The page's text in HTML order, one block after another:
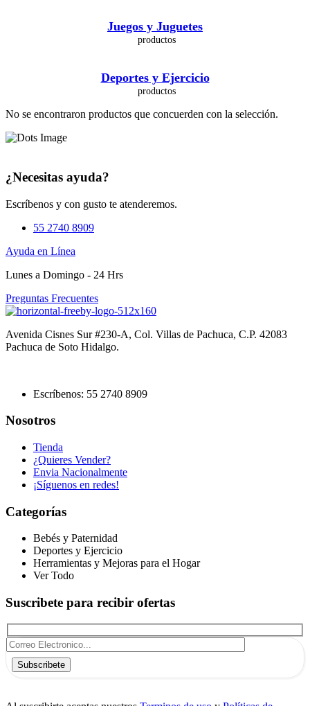
Juegos y Juguetes
Deportes y Ejercicio
No se encontraron productos que concuerden con la selección.
¿Necesitas ayuda?
Escríbenos y con gusto te atenderemos.
55 2740 8909
Ayuda en Línea
Lunes a Domingo - 24 Hrs
Preguntas Frecuentes
Avenida Cisnes Sur #230-A, Col. Villas de Pachuca, C.P. 42083
Pachuca de Soto Hidalgo.
Escríbenos: 55 2740 8909
Nosotros
Tienda
¿Quieres Vender?
Envia Nacionalmente
¡Síguenos en redes!
Categorías
Bebés y Paternidad
Deportes y Ejercicio
Herramientas y Mejoras para el Hogar
Ver Todo
Suscribete para recibir ofertas
Subscribete